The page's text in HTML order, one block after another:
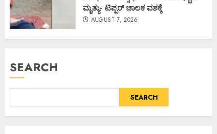
ಮೃತ್ಯು- ಟಿಪ್ಪರ್ ಚಾಲಕ ವಶಕ್ಕೆ
AUGUST 7, 2026
SEARCH
SEARCH